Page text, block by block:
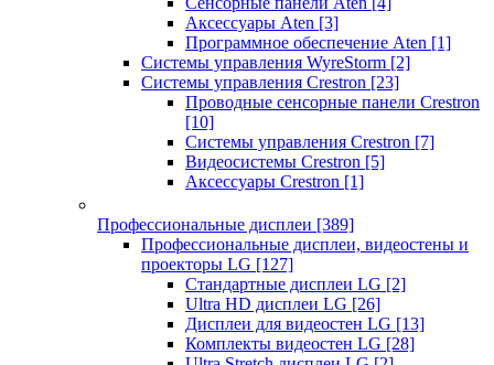
Аксессуары Aten [3]
Программное обеспечение Aten [1]
Системы управления WyreStorm [2]
Системы управления Crestron [23]
Проводные сенсорные панели Crestron
[10]
Системы управления Crestron [7]
Видеосистемы Crestron [5]
Аксессуары Crestron [1]
Профессиональные дисплеи [389]
Профессиональные дисплеи, видеостены и
проекторы LG [127]
Стандартные дисплеи LG [2]
Ultra HD дисплеи LG [26]
Дисплеи для видеостен LG [13]
Комплекты видеостен LG [28]